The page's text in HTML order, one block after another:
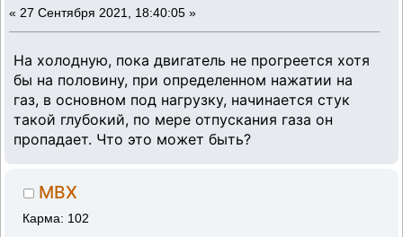
« 27 Сентября 2021, 18:40:05 »
На холодную, пока двигатель не прогреется хотя
бы на половину, при определенном нажатии на
газ, в основном под нагрузку, начинается стук
такой глубокий, по мере отпускания газа он
пропадает. Что это может быть?
MBX
Карма: 102